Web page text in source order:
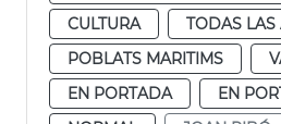
CULTURA
TODAS LAS
POBLATS MARITIMS
EN PORTADA
EN